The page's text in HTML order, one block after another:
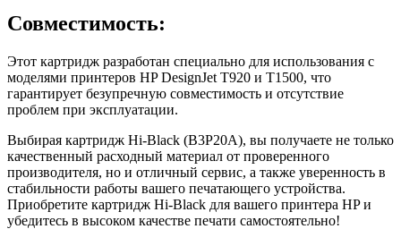
Совместимость:
Этот картридж разработан специально для использования с
моделями принтеров HP DesignJet T920 и T1500, что
гарантирует безупречную совместимость и отсутствие
проблем при эксплуатации.
Выбирая картридж Hi-Black (B3P20A), вы получаете не только
качественный расходный материал от проверенного
производителя, но и отличный сервис, а также уверенность в
стабильности работы вашего печатающего устройства.
Приобретите картридж Hi-Black для вашего принтера HP и
убедитесь в высоком качестве печати самостоятельно!